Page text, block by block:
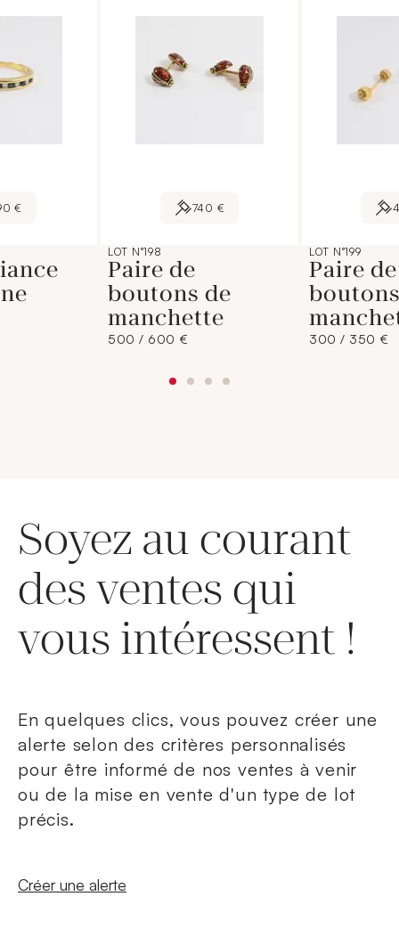
€ 740 €
LOT N°198
Paire de
boutons de
manchette
500 / 600 €
LOT N°199
Paire de
300 / 350 €
Soyez au courant
des ventes qui
vous intéressent !
En quelques clics, vous pouvez créer une
alerte selon des critères personnalisés
pour être informé de nos ventes à venir
ou de la mise en vente d'un type de lot
précis.
Nouvelle fenêtre
Créer une alerte